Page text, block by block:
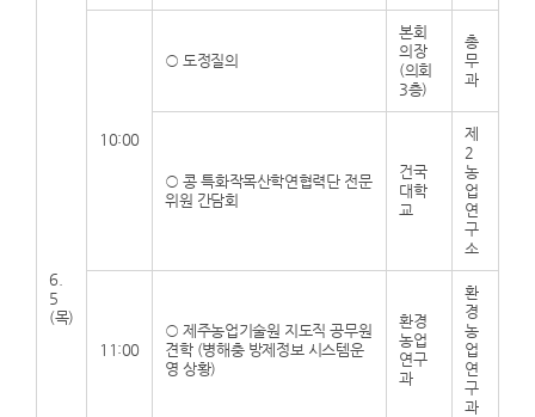
6.
5
(목)
10:00
○도정질의
본회
의장
(의회
3층)
총
무
과
○콩 특화작목산학연협력단 전문
위원 간담회
건국
대학
교
제
2
농
업
연
구
소
11:00
○제주농업기술원 지도직 공무원
견학 (병해충 방제정보 시스템운
영 상황)
환경
농업
연구
과
환
경
농
업
연
구
과